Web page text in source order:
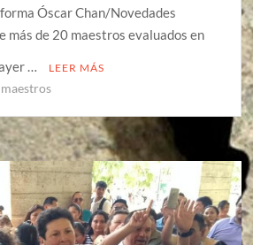
Óscar Chan/Novedades
más de 20 maestros evaluados en
…
LEER MÁS